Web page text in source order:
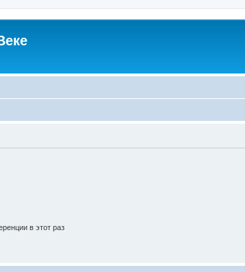
в этот раз